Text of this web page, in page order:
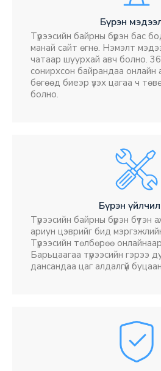
Бүрэн
Түрээсийн байрны бүрэн бас
манай сайт өгнө. Нэмэлт
чатаар шуурхай авч болно.
сонирхсон байрандаа онлайн
бөгөөд биеэр үзэх цагаа ч
болно.
Бүрэн
Түрээсийн байрны бүрэн бүтэн
ариун цэврийг бид
Түрээсийн төлбөрөө
Барьцаагаа түрээсийн гэрээ
дансандаа цаг алдалгүй